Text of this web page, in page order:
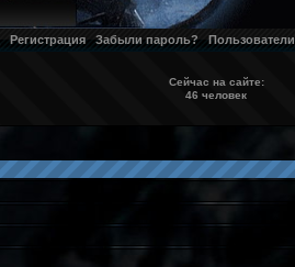
Регистрация Забыли пароль? Пользователи
Сейчас на сайте:
46 человек